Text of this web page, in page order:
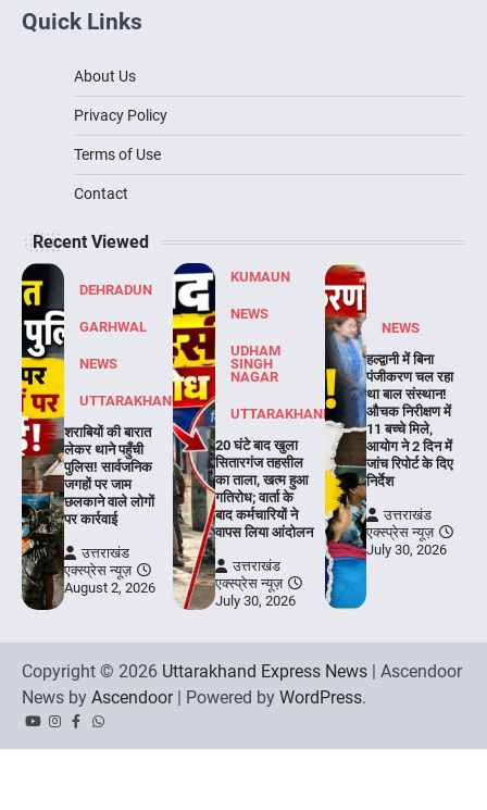
Quick Links
About Us
Privacy Policy
Terms of Use
Contact
Recent Viewed
DEHRADUN
GARHWAL
NEWS
UTTARAKHAND
शराबियों की बारात
लेकर थाने पहुँची
पुलिस! सार्वजनिक
जगहों पर जाम
छलकाने वाले लोगों
पर कार्रवाई
उत्तराखंड
एक्स्प्रेस न्यूज़
August 2, 2026
KUMAUN
NEWS
UDHAM
SINGH
NAGAR
UTTARAKHAND
20 घंटे बाद खुला
सितारगंज तहसील
का ताला, खत्म हुआ
गतिरोध; वार्ता के
बाद कर्मचारियों ने
वापस लिया आंदोलन
उत्तराखंड
एक्स्प्रेस न्यूज़
July 30, 2026
NEWS
हल्द्वानी में बिना
पंजीकरण चल रहा
था बाल संस्थान!
औचक निरीक्षण में
11 बच्चे मिले,
आयोग ने 2 दिन में
जांच रिपोर्ट के दिए
निर्देश
उत्तराखंड
एक्स्प्रेस न्यूज़
July 30, 2026
Copyright © 2026 Uttarakhand Express News | Ascendoor
News by Ascendoor| Powered by WordPress.
YouTubeInstagram
Facebook
Whatsapp